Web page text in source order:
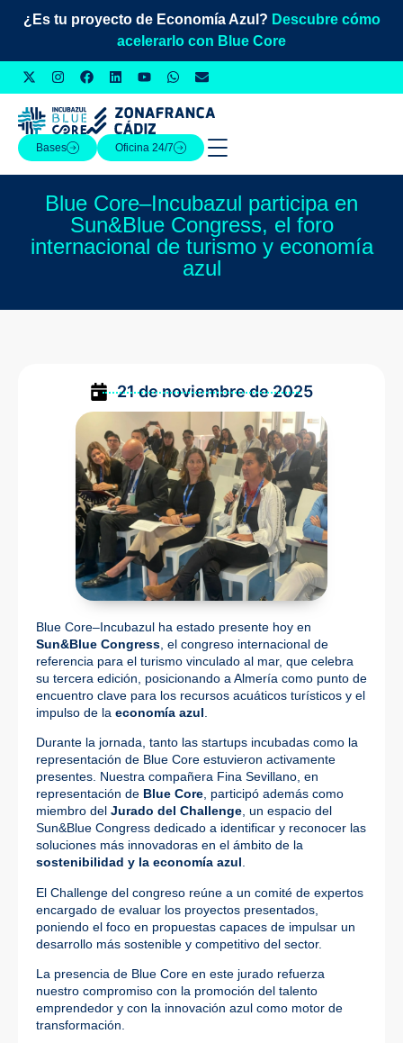
¿Es tu proyecto de Economía Azul? Descubre cómo
acelerarlo con Blue Core
Bases Oficina 24/7
Blue Core–Incubazul participa en
Sun&Blue Congress, el foro
internacional de turismo y economía
azul
21 de noviembre de 2025
Blue Core–Incubazul ha estado presente hoy en
Sun&Blue Congress , el congreso internacional de
referencia para el turismo vinculado al mar, que celebra
su tercera edición, posicionando a Almería como punto de
encuentro clave para los recursos acuáticos turísticos y el
impulso de la economía azul
Durante la jornada, tanto las startups incubadas como la
representación de Blue Core estuvieron activamente
presentes. Nuestra compañera Fina Sevillano, en
representación de Blue Core, participó además como
miembro del Jurado del Challenge, un espacio del
Sun&Blue Congress dedicado a identificar y reconocer las
soluciones más innovadoras en el ámbito de la
sostenibilidad y la economía azul.
El Challenge del congreso reúne a un comité de expertos
encargado de evaluar los proyectos presentados,
poniendo el foco en propuestas capaces de impulsar un
desarrollo más sostenible y competitivo del sector.
La presencia de Blue Core en este jurado refuerza
nuestro compromiso con la promoción del talento
emprendedor y con la innovación azul como motor de
transformación.